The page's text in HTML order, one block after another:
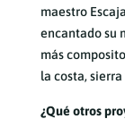
maestro
encantado su
más
la costa, sierra
¿Qué otros